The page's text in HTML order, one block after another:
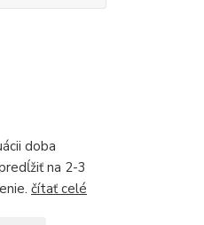
doba
na 2-3
čítať celé